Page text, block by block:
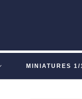
MINIATURES 1/